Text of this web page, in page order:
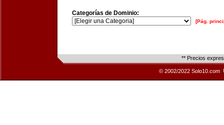
Categorías de Dominio:
[Pág.
** Precios
© 2002/2022 Solo10.com